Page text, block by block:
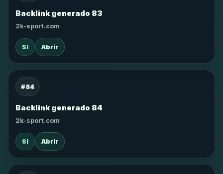
Backlink generado 83
2k-sport.com
SI Abrir
#84
Backlink generado 84
2k-sport.com
SI Abrir